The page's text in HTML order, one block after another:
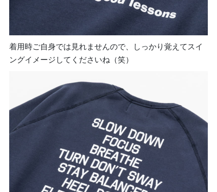
着用時ご自身では見れませんので、しっかり覚えてスイ
ングイメージしてくださいね（笑）